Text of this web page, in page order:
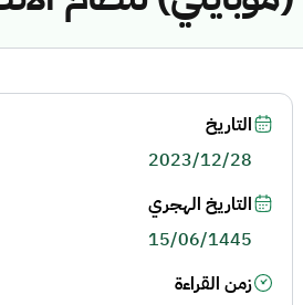
التاريخ
2023/12/28
التاريخ الهجري
15/06/1445
زمن القراءة